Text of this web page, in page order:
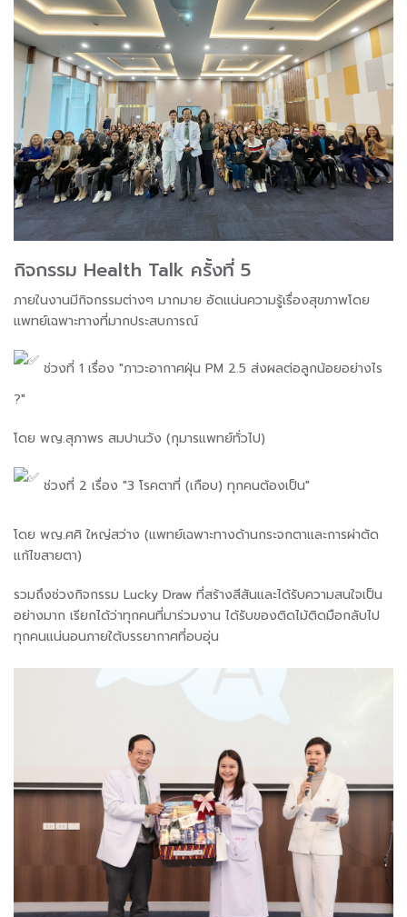
กิจกรรม Health Talk ครั้งที่ 5
ภายในงานมีกิจกรรมต่างๆ มากมาย อัดแน่นความรู้เรื่องสุขภาพโดย
แพทย์เฉพาะทางที่มากประสบการณ์
ช่วงที่ 1 เรื่อง "ภาวะอากาศฝุ่น PM 2.5 ส่งผลต่อลูกน้อยอย่างไร
?"
โดย พญ.สุภาพร สมปานวัง (กุมารแพทย์ทั่วไป)
ช่วงที่ 2 เรื่อง "3 โรคตาที่ (เกือบ) ทุกคนต้องเป็น"
โดย พญ.ศศิ ใหญ่สว่าง (แพทย์เฉพาะทางด้านกระจกตาและการผ่าตัด
แก้ไขสายตา)
รวมถึงช่วงกิจกรรม Lucky Draw ที่สร้างสีสันและได้รับความสนใจเป็น
อย่างมาก เรียกได้ว่าทุกคนที่มาร่วมงาน ได้รับของติดไม้ติดมือกลับไป
ทุกคนแน่นอนภายใต้บรรยากาศที่อบอุ่น